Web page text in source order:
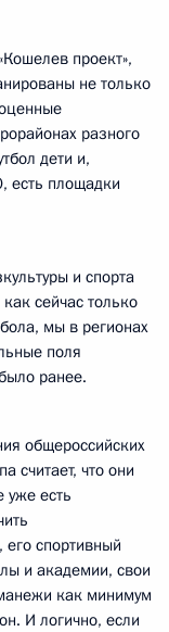
проект»,
не только
разного
дети и,
есть площадки
и спорта
сейчас только
мы в регионах
поля
ранее.
общероссийских
считает, что они
уже есть
его спортивный
и академии, свои
как минимум
И логично, если